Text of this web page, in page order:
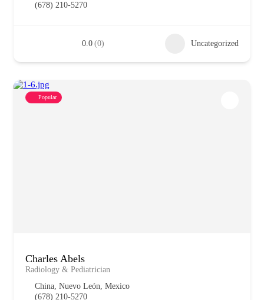
(678) 210-5270
0.0 (0) Uncategorized
Popular
Charles Abels
Radiology & Pediatrician
China, Nuevo León, Mexico
(678) 210-5270